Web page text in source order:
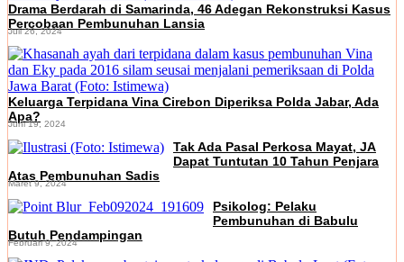
Drama Berdarah di Samarinda, 46 Adegan Rekonstruksi Kasus
Percobaan Pembunuhan Lansia
Juli 26, 2024
Keluarga Terpidana Vina Cirebon Diperiksa Polda Jabar, Ada
Apa?
Juni 19, 2024
Tak Ada Pasal Perkosa Mayat, JA
Dapat Tuntutan 10 Tahun Penjara
Atas Pembunuhan Sadis
Maret 9, 2024
Psikolog: Pelaku
Pembunuhan di Babulu
Butuh Pendampingan
Februari 9, 2024